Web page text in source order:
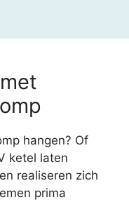
hangen? Of
ketel laten
realiseren zich
prima